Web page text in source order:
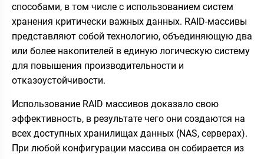
способами, в том числе с использованием систем
хранения критически важных данных. RAID-массивы
представляют собой технологию, объединяющую два
или более накопителей в единую логическую систему
для повышения производительности и
отказоустойчивости.
Использование RAID массивов доказало свою
эффективность, в результате чего они создаются на
всех доступных хранилищах данных (NAS, серверах).
При любой конфигурации массива он собирается из